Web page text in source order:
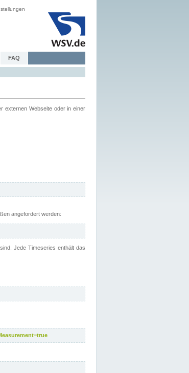
FAQ
externen Webseite oder in einer
angefordert werden:
Jede Timeseries enthält das